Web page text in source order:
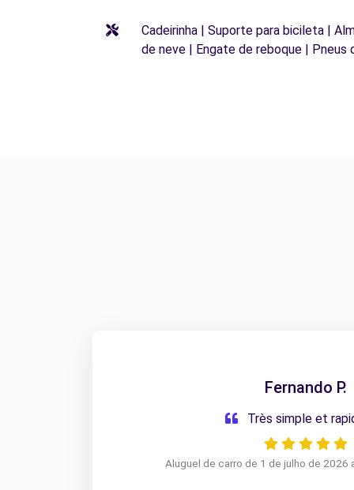
Cadeirinha | Suporte para bicileta |
de neve | Engate de reboque | Pneus
Fernando P.
Très simple et
Aluguel de carro de 1 de julho de 2026